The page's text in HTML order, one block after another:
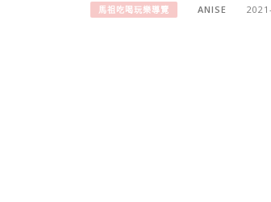
馬祖吃喝玩樂導覽 ANISE